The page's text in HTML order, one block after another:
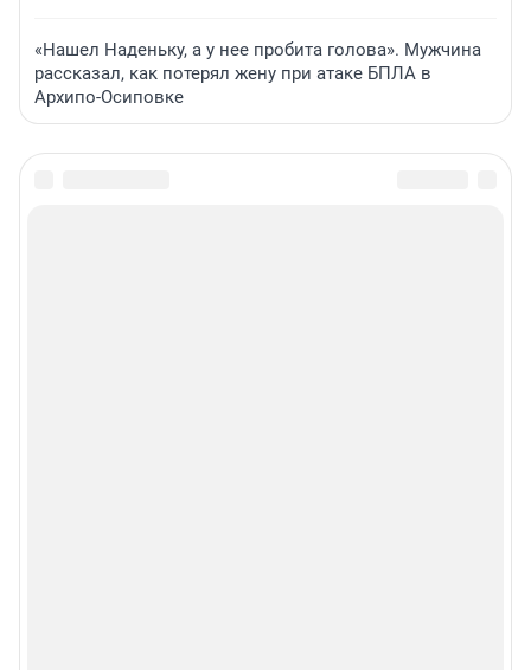
«Нашел Наденьку, а у нее пробита голова». Мужчина
рассказал, как потерял жену при атаке БПЛА в
Архипо-Осиповке